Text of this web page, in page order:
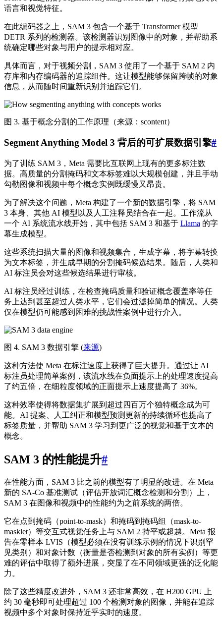
语言和视觉特征。
在此编码器之上，SAM 3 包含一个基于 Transformer 模型
DETR 系列的检测器。该检测器识别图像中的对象，并帮助系
统确定哪些对象与用户的提示相对应。
具体而言，对于视频分割，SAM 3 使用了一个基于 SAM 2 内
存库和内存编码器的追踪组件。这让模型能够保留跨帧的对象
信息，从而随时间重新识别并追踪它们。
图 3. 基于概念分割的工作原理（来源：scontent）
Segment Anything Model 3 背后的可扩展数据引擎#
为了训练 SAM 3，Meta 需要比互联网上现有的更多标注数
据。高质量的分割掩码和文本标签难以大规模创建，并且手动
勾勒图像和视频中每个概念实例既缓慢又昂贵。
为了解决这个问题，Meta 构建了一个新的数据引擎，将 SAM
3 本身、其他 AI 模型以及人工注释员结合在一起。工作流从
一个 AI 系统流水线开始，其中包括 SAM 3 和基于 Llama 的字
幕生成模型。
这些系统扫描大量的图像和视频集合，生成字幕，将字幕转换
为文本标签，并生成早期的分割掩码候选结果。随后，人类和
AI 标注员会对这些候选结果进行审核。
AI 标注员经过训练，在检查掩码质量和验证概念覆盖率等任
务上达到甚至超过人类水平，它们会过滤掉简单的情况。人类
仅在模型仍可能感到困难的挑战性案例中进行介入。
图 4. SAM 3 数据引擎 (来源)
这种方法使 Meta 在标注速度上获得了巨大提升。通过让 AI
标注员处理简单案例，该流水线在负面提示上的处理速度提高
了约五倍，在细粒度领域的正面提示上速度提高了 36%。
这种效率使得将数据集扩展到超过四百万个独特概念成为可
能。AI 提案、人工纠正和模型预测更新的持续循环也提高了
标签质量，并帮助 SAM 3 学习到更广泛的视觉和基于文本的
概念。
SAM 3 的性能提升#
在性能方面，SAM 3 比之前的模型有了明显的改进。在 Meta
新的 SA-Co 基准测试（评估开放词汇概念检测和分割）上，
SAM 3 在图像和视频中的性能约为之前系统的两倍。
它在点到掩码（point-to-mask）和掩码到掩码组（mask-to-
masklet）等交互式视觉任务上与 SAM 2 持平或超越。Meta 报
告在零样本 LVIS（模型必须在没有训练示例的情况下识别罕
见类别）和对象计数（衡量是否检测到对象的所有实例）等更
难的评估中取得了额外进展，突显了在不同领域更强的泛化能
力。
除了这些精度改进外，SAM 3 还非常高效，在 H200 GPU 上
约 30 毫秒即可处理超过 100 个检测对象的图像，并能在追踪
视频中多个对象时保持近乎实时的速度。